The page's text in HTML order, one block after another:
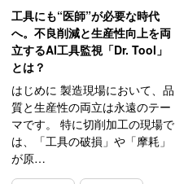
工具にも“医師”が必要な時代
へ。不良削減と生産性向上を両
立するAI工具監視「Dr. Tool」
とは？
はじめに 製造現場において、品
質と生産性の両立は永遠のテー
マです。 特に切削加工の現場で
は、「工具の破損」や「摩耗」
が原…